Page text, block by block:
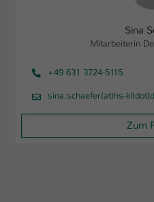
Sina
Mitarbeiterin
+49 631 3724-5115
sina.schaefer(at)hs-
Zum